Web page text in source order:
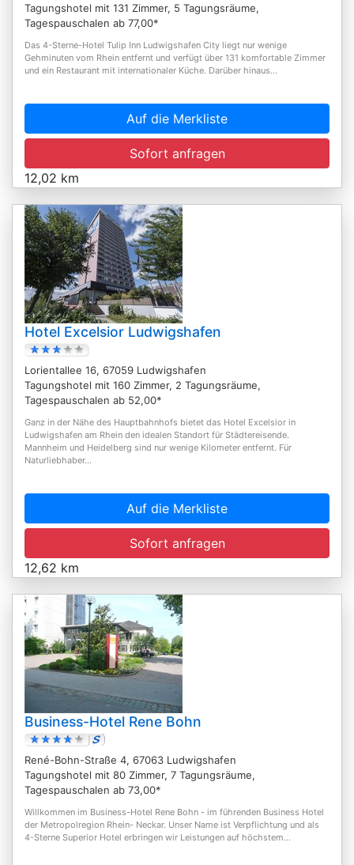
Tagungshotel mit 131 Zimmer, 5 Tagungsräume,
Tagespauschalen ab 77,00*
Das 4-Sterne-Hotel Tulip Inn Ludwigshafen City liegt nur wenige
Gehminuten vom Rhein entfernt und verfügt über 131 komfortable Zimmer
und ein Restaurant mit internationaler Küche. Darüber hinaus...
Auf die Merkliste
Sofort anfragen
12,02 km
Hotel Excelsior Ludwigshafen
Lorientallee 16, 67059 Ludwigshafen
Tagungshotel mit 160 Zimmer, 2 Tagungsräume,
Tagespauschalen ab 52,00*
Ganz in der Nähe des Hauptbahnhofs bietet das Hotel Excelsior in
Ludwigshafen am Rhein den idealen Standort für Städtereisende.
Mannheim und Heidelberg sind nur wenige Kilometer entfernt. Für
Naturliebhaber...
Auf die Merkliste
Sofort anfragen
12,62 km
Business-Hotel Rene Bohn
René-Bohn-Straße 4, 67063 Ludwigshafen
Tagungshotel mit 80 Zimmer, 7 Tagungsräume,
Tagespauschalen ab 73,00*
Willkommen im Business-Hotel Rene Bohn - im führenden Business Hotel
der Metropolregion Rhein- Neckar. Unser Name ist Verpflichtung und als
4-Sterne Superior Hotel erbringen wir Leistungen auf höchstem...